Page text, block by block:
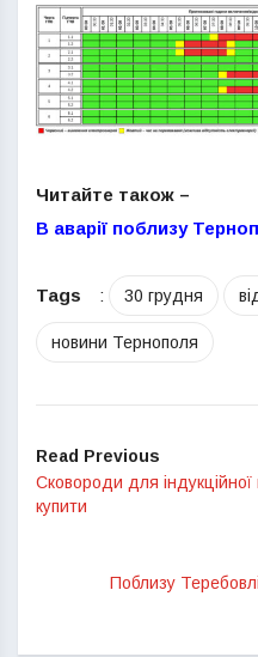
Читайте також –
В аварії поблизу
Tags : 30 грудня
новини Тернополя
Read Previous
Сковороди для
купити
Поблизу